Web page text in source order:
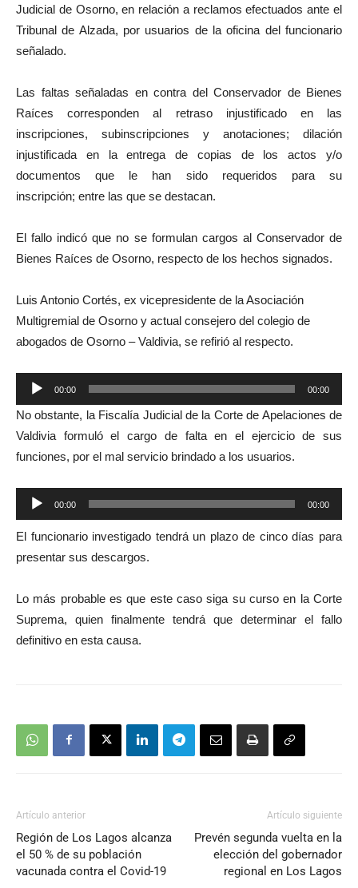
Judicial de Osorno, en relación a reclamos efectuados ante el
Tribunal de Alzada, por usuarios de la oficina del funcionario
señalado.
Las faltas señaladas en contra del Conservador de Bienes
Raíces corresponden al retraso injustificado en las
inscripciones, subinscripciones y anotaciones; dilación
injustificada en la entrega de copias de los actos y/o
documentos que le han sido requeridos para su
inscripción; entre las que se destacan.
El fallo indicó que no se formulan cargos al Conservador de
Bienes Raíces de Osorno, respecto de los hechos signados.
Luis Antonio Cortés, ex vicepresidente de la Asociación
Multigremial de Osorno y actual consejero del colegio de
abogados de Osorno – Valdivia, se refirió al respecto.
Reproductor
de
audio
00:00 00:00
No obstante, la Fiscalía Judicial de la Corte de Apelaciones de
Valdivia formuló el cargo de falta en el ejercicio de sus
funciones, por el mal servicio brindado a los usuarios.
Reproductor
de
audio
00:00 00:00
El funcionario investigado tendrá un plazo de cinco días para
presentar sus descargos.
Lo más probable es que este caso siga su curso en la Corte
Suprema, quien finalmente tendrá que determinar el fallo
definitivo en esta causa.
Artículo anterior
Región de Los Lagos alcanza
el 50 % de su población
vacunada contra el Covid-19
Artículo siguiente
Prevén segunda vuelta en la
elección del gobernador
regional en Los Lagos